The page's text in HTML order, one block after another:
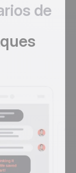
de